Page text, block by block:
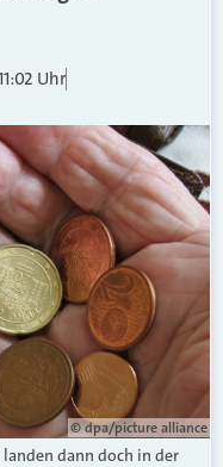
Uhr
© dpa/picture alliance
dann doch in der